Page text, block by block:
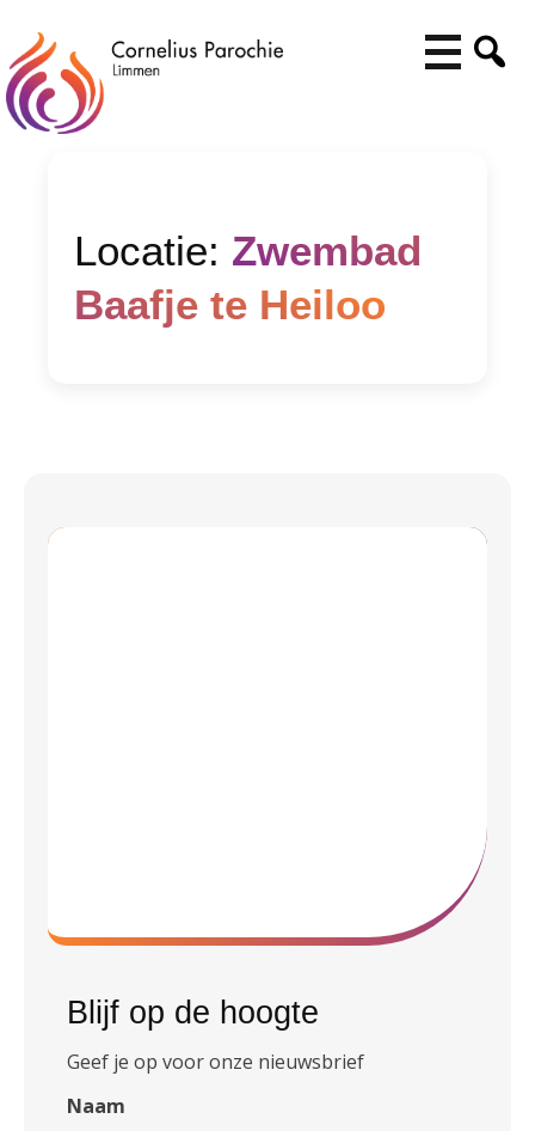
Locatie: Zwembad
Baafje te Heiloo
Blijf op de hoogte
Geef je op voor onze nieuwsbrief
Naam